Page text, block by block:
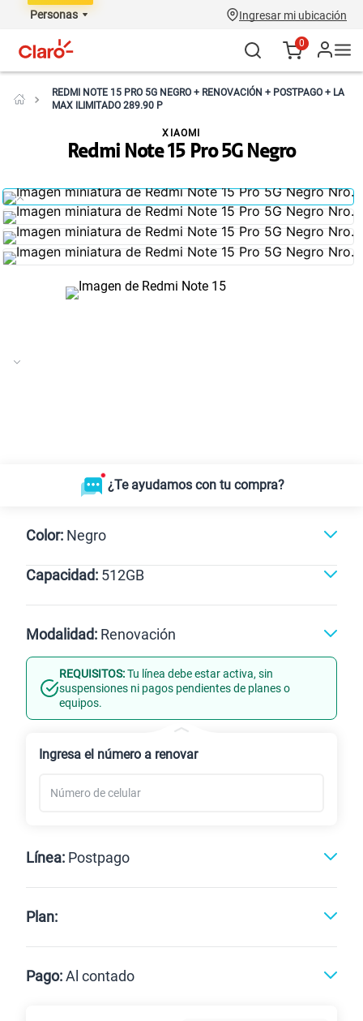
Personas Ingresar mi ubicación
0
REDMI NOTE 15 PRO 5G NEGRO + RENOVACIÓN + POSTPAGO + LA
MAX ILIMITADO 289.90 P
Redmi Note 15 Pro 5G Negro
XIAOMI
¿Te ayudamos con tu compra?
Color: Negro
Negro
Capacidad: 512GB
512GB
Modalidad: Renovación
Línea Nueva Portabilidad
REQUISITOS:Tu línea debe estar activa, sin
suspensiones ni pagos pendientes de planes o
equipos.
Ingresa el número a renovar
Línea: Postpago
Plan:
Pago:Al contado